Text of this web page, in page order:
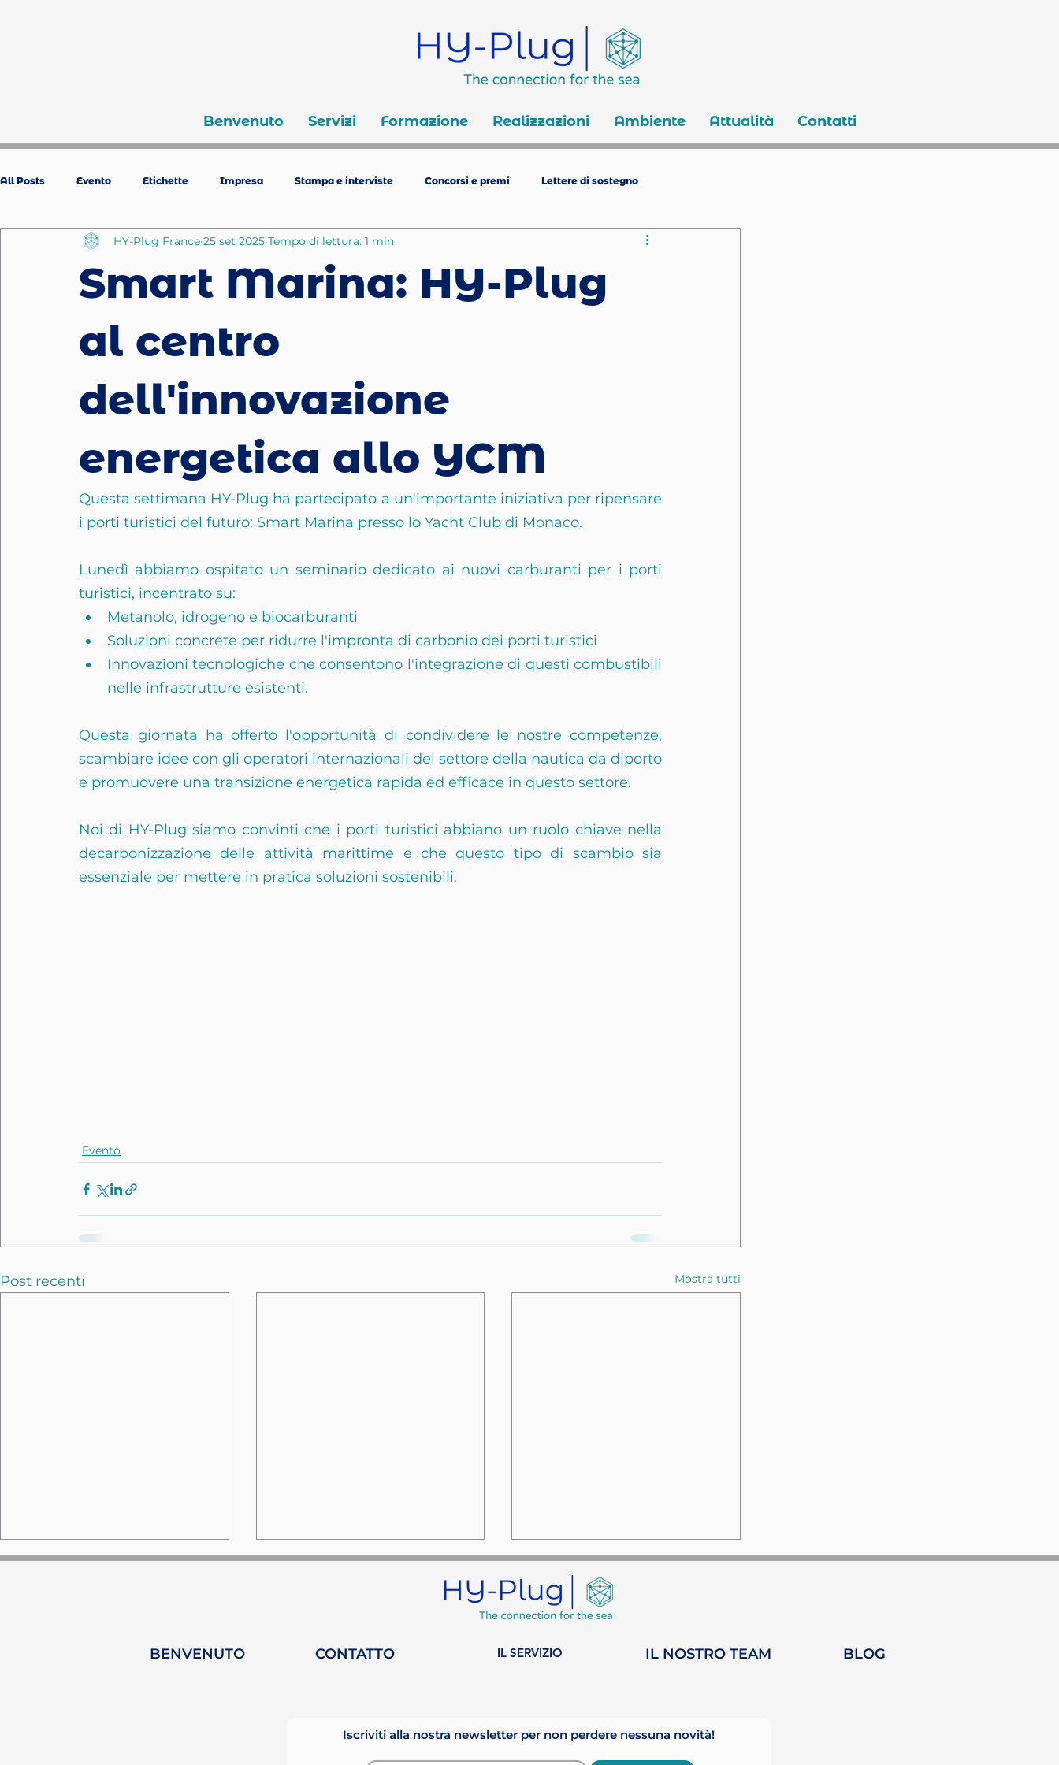
Benvenuto Servizi Formazione Realizzazioni Ambiente Attualità Contatti
All Posts Evento Etichette Impresa Stampa e interviste Concorsi e premi Lettere di sostegno
Smart Marina: HY-Plug
al centro
dell'innovazione
energetica allo YCM
HY-Plug France 25 set 2025 Tempo di lettura: 1 min
Questa settimana HY-Plug ha partecipato a un'importante iniziativa per ripensare
i porti turistici del futuro: Smart Marina presso lo Yacht Club di Monaco.
Lunedì abbiamo ospitato un seminario dedicato ai nuovi carburanti per i porti
turistici, incentrato su:
Metanolo, idrogeno e biocarburanti
Soluzioni concrete per ridurre l'impronta di carbonio dei porti turistici
Innovazioni tecnologiche che consentono l'integrazione di questi combustibili
nelle infrastrutture esistenti.
Questa giornata ha offerto l'opportunità di condividere le nostre competenze,
scambiare idee con gli operatori internazionali del settore della nautica da diporto
e promuovere una transizione energetica rapida ed efficace in questo settore.
Noi di HY-Plug siamo convinti che i porti turistici abbiano un ruolo chiave nella
decarbonizzazione delle attività marittime e che questo tipo di scambio sia
essenziale per mettere in pratica soluzioni sostenibili.
Evento
Post recenti Mostra tutti
dell'innovazione nella
Monaco: un nuovo
capitolo per le donne
BENVENUTO CONTATTO IL SERVIZIO IL NOSTRO TEAM BLOG
Iscriviti alla nostra newsletter per non perdere nessuna novità!